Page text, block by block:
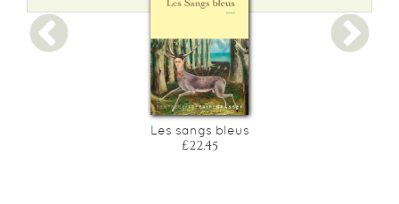
Les sangs bleus
£22.45